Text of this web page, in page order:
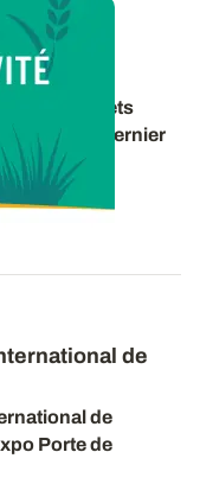
et des projets
dans le dernier
pour
de
de
Porte de